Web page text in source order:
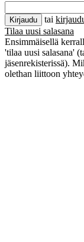
Kirjaudu tai
Tilaa uusi salasana
Ensimmäisellä
'tilaa uusi salasana'
jäsenrekisterissä).
olethan liittoon